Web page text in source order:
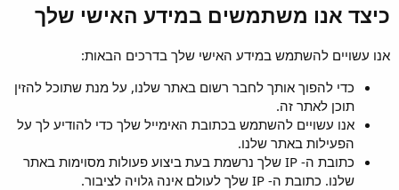
כיצד אנו משתמשים במידע האישי שלך
אנו עשויים להשתמש במידע האישי שלך בדרכים הבאות:
כדי להפוך אותך לחבר רשום באתר שלנו, על מנת שתוכל להזין
תוכן לאתר זה.
אנו עשויים להשתמש בכתובת האימייל שלך כדי להודיע לך על
הפעילות באתר שלנו.
כתובת ה- IP שלך נרשמת בעת ביצוע פעולות מסוימות באתר
שלנו. כתובת ה- IP שלך לעולם אינה גלויה לציבור.